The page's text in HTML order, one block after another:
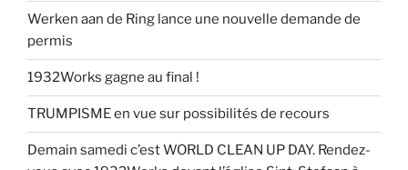
Werken aan de Ring lance une nouvelle demande de
permis
1932Works gagne au final !
TRUMPISME en vue sur possibilités de recours
Demain samedi c’est WORLD CLEAN UP DAY. Rendez-